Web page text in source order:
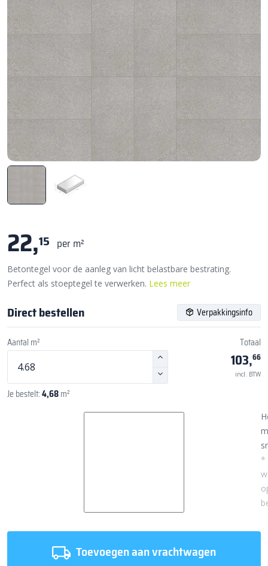
22,15 per m²
Betontegel voor de aanleg van licht belastbare bestrating.
Perfect als stoeptegel te verwerken. Lees meer
Direct bestellen Verpakkingsinfo
Aantal m²
Je bestelt:4,68m²
Totaal
103,66
incl. BTW
*
Toevoegen aan vrachtwagen